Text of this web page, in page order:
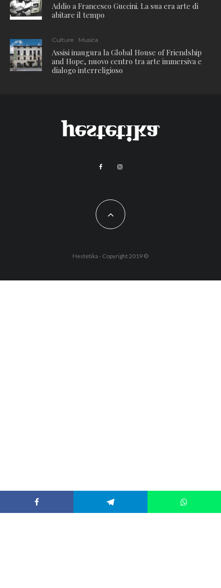
Addio a Francesco Guccini. La sua era arte di
abitare il tempo
Culture Musica
Assisi inaugura la Global House of Friendship
and Hope, nuovo centro tra arte immersiva e
dialogo interreligioso
Hestetika - Copyright 2019 ©